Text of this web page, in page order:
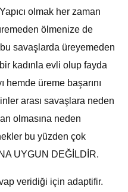
olmak her zaman
ölmenize de
savaşlarda üreyemeden
kadınla evli olup fayda
hemde üreme başarını
arası savaşlara neden
olmasına neden
bu yüzden çok
UYGUN DEĞİLDİR.
veridiği için adaptifir.